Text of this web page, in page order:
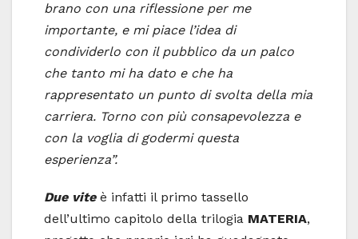
brano con una riflessione per me
importante, e mi piace l’idea di
condividerlo con il pubblico da un palco
che tanto mi ha dato e che ha
rappresentato un punto di svolta della mia
carriera. Torno con più consapevolezza e
con la voglia di godermi questa
esperienza”.
Due viteè infatti il primo tassello
dell’ultimo capitolo della trilogia MATERIA,